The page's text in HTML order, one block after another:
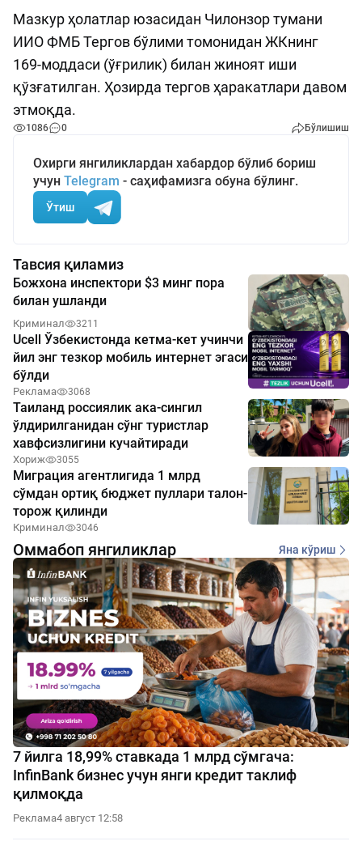
Мазкур ҳолатлар юзасидан Чилонзор тумани
ИИО ФМБ Тергов бўлими томонидан ЖКнинг
169-моддаси (ўғрилик) билан жиноят иши
қўзғатилган. Ҳозирда тергов ҳаракатлари давом
этмоқда.
1086 0 Бўлишиш
Охирги янгиликлардан хабардор бўлиб бориш
учун Telegram - саҳифамизга обуна бўлинг.
Ўтиш
Тавсия қиламиз
Божхона инспектори $3 минг пора
билан ушланди
Криминал 3211
Ucell Ўзбекистонда кетма-кет учинчи
йил энг тезкор мобиль интернет эгаси
бўлди
Реклама 3068
Таиланд россиялик ака-сингил
ўлдирилганидан сўнг туристлар
хавфсизлигини кучайтиради
Хориж 3055
Миграция агентлигида 1 млрд
сўмдан ортиқ бюджет пуллари талон-
торож қилинди
Криминал 3046
Оммабоп янгиликлар Яна кўриш
7 йилга 18,99% ставкада 1 млрд сўмгача:
InfinBank бизнес учун янги кредит таклиф
қилмоқда
Реклама4 август 12:58